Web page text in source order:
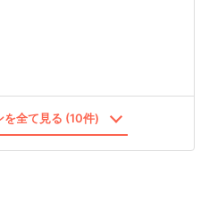
を全て見る (10件)